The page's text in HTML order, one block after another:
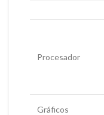
Procesador
Gráficos